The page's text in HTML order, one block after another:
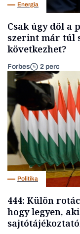
Energia
Csak úgy dől a
szerint már túl
következhet?
Forbes 2 perc
Politika
444: Külön
hogy legyen,